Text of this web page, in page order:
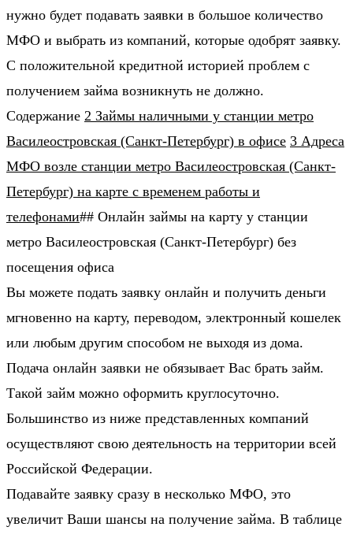
нужно будет подавать заявки в большое количество
МФО и выбрать из компаний, которые одобрят заявку.
С положительной кредитной историей проблем с
получением займа возникнуть не должно.
Содержание 2 Займы наличными у станции метро
Василеостровская (Санкт-Петербург) в офисе 3 Адреса
МФО возле станции метро Василеостровская (Санкт-
Петербург) на карте с временем работы и
телефонами## Онлайн займы на карту у станции
метро Василеостровская (Санкт-Петербург) без
посещения офиса
Вы можете подать заявку онлайн и получить деньги
мгновенно на карту, переводом, электронный кошелек
или любым другим способом не выходя из дома.
Подача онлайн заявки не обязывает Вас брать займ.
Такой займ можно оформить круглосуточно.
Большинство из ниже представленных компаний
осуществляют свою деятельность на территории всей
Российской Федерации.
Подавайте заявку сразу в несколько МФО, это
увеличит Ваши шансы на получение займа. В таблице